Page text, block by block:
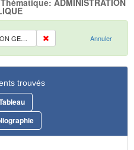
ADMINISTRATION
Auteur moral: "INSPECTION GENERALE DES SERVICES DES AFFAIRES MARITIMES" Annuler
trouvés